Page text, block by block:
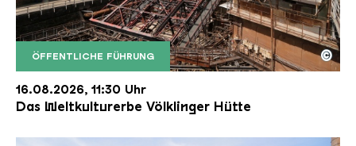
ÖFFENTLICHE FÜHRUNG
Der Erzschrägaufzug der Völklinger Hütte mit
Copyright: Weltkulturerbe Völklinger Hütte | Karl
©
16.08.2026, 11:30 Uhr
Das Weltkulturerbe Völklinger Hütte